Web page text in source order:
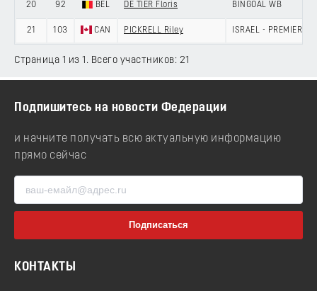
20 92 BEL DE TIER Floris BINGOAL WB
21 103 CAN PICKRELL Riley ISRAEL - PREMIER
Страница 1 из 1. Всего участников: 21
Подпишитесь на новости Федерации
и начните получать всю актуальную информацию
прямо сейчас
КОНТАКТЫ